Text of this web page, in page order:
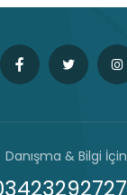
Danışma & Bilgi İçin